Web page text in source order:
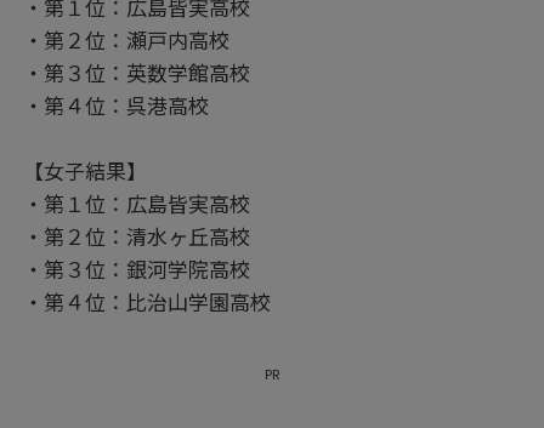
・第１位：広島皆実高校
・第２位：瀬戸内高校
・第３位：英数学館高校
・第４位：呉港高校
【女子結果】
・第１位：広島皆実高校
・第２位：清水ヶ丘高校
・第３位：銀河学院高校
・第４位：比治山学園高校
PR